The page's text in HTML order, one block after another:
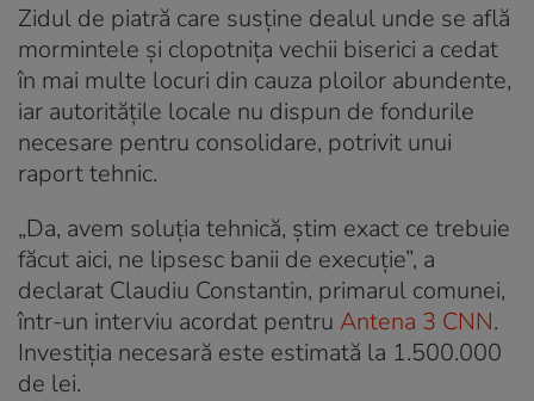
Zidul de piatră care susține dealul unde se află
mormintele și clopotnița vechii biserici a cedat
în mai multe locuri din cauza ploilor abundente,
iar autoritățile locale nu dispun de fondurile
necesare pentru consolidare, potrivit unui
raport tehnic.
„Da, avem soluția tehnică, știm exact ce trebuie
făcut aici, ne lipsesc banii de execuție”, a
declarat Claudiu Constantin, primarul comunei,
într-un interviu acordat pentru Antena 3 CNN.
Investiția necesară este estimată la 1.500.000
de lei.